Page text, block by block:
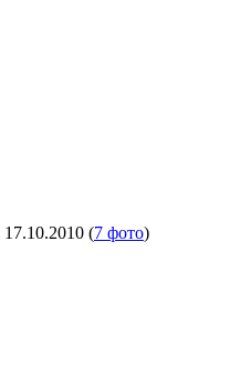
17.10.2010 (7 фото)